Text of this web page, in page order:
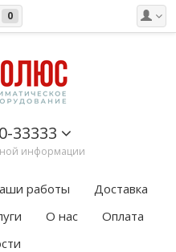
0
33333
информации
работы
Доставка
О нас
Оплата